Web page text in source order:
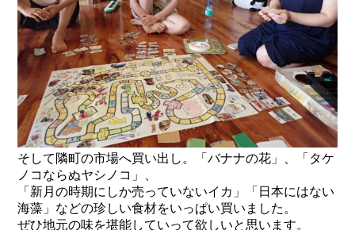
そして隣町の市場へ買い出し。「バナナの花」、「タケ
ノコならぬヤシノコ」、
「新月の時期にしか売っていないイカ」「日本にはない
海藻」などの珍しい食材をいっぱい買いました。
ぜひ地元の味を堪能していって欲しいと思います。